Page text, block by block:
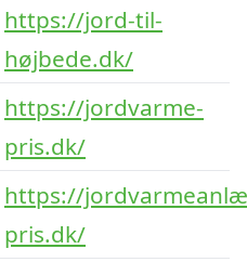
https://jord-til-
højbede.dk/
https://jordvarme-
pris.dk/
https://
pris.dk/